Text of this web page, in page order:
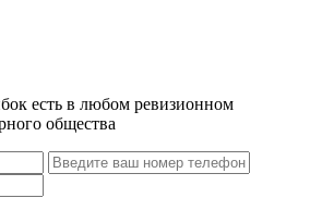
есть в любом ревизионном
общества